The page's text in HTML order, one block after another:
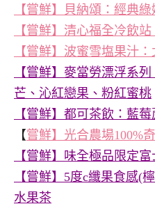
【嘗鮮】貝納頌：經典
【嘗鮮】清心福全冷飲
【嘗鮮】波蜜雪塩果汁
【嘗鮮】麥當勞漂浮系
芒、沁紅戀果、粉紅蜜桃
【嘗鮮】都可茶飲：藍
【嘗鮮】光合農場100%
【嘗鮮】味全極品限定
【嘗鮮】5度c纖果食感(
水果茶